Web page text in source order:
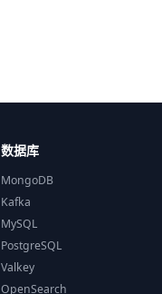
数据库
MongoDB
Kafka
MySQL
PostgreSQL
Valkey
OpenSearch